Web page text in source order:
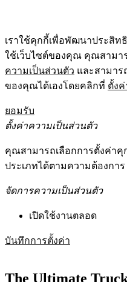
เราใช้คุกกี้เพื่อพัฒนาประสิ
ใช้เว็บไซต์ของคุณ คุณสามา
ความเป็นส่วนตัว และสามาร
ของคุณได้เองโดยคลิกที่ ตั้งค่
ยอมรับ
ตั้งค่าความเป็นส่วนตัว
คุณสามารถเลือกการตั้งค่าคุ
ประเภทได้ตามความต้องกา
จัดการความเป็นส่วนตัว
เปิดใช้งานตลอด
บันทึกการตั้งค่า
The Ultimate